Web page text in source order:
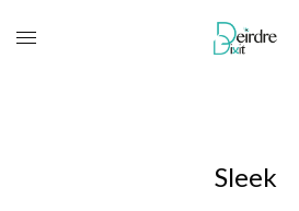
Sleek